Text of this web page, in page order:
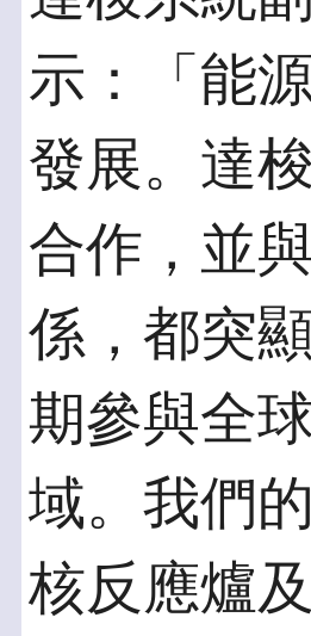
示：「能
發展。達
合作，並
係，都突
期參與全
域。我們
核反應爐